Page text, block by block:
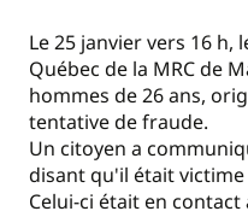
Le 25 janvier vers 16 h,
Québec de la MRC de
hommes de 26 ans,
tentative de fraude.
Un citoyen a
disant qu'il était
Celui-ci était en